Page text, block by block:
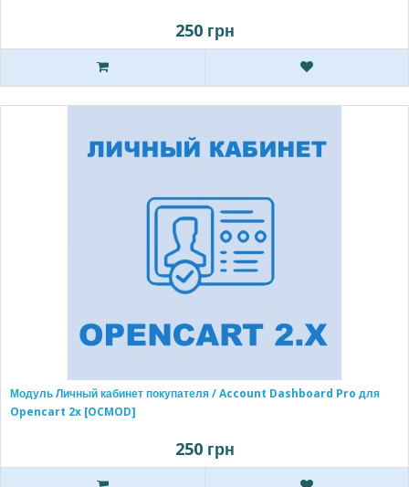
250 грн
Модуль Личный кабинет покупателя / Account Dashboard Pro для
Opencart 2x [OCMOD]
250 грн